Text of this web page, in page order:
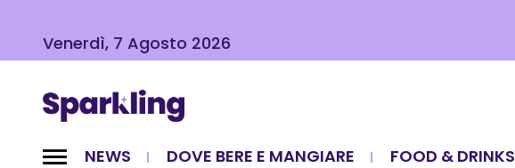
Venerdì, 7 Agosto 2026
NEWS DOVE BERE E MANGIARE FOOD & DRINKS